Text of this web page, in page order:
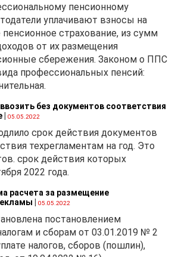
пенсионному
уплачивают взносы на
страхование, из сумм
от их размещения
сбережения. Законом о ППС
профессиональных пенсий:
без документов соответствия
| 05.05.2022
срок действия документов
техрегламентам на год. Это
срок действия которых
2022 года.
расчета за размещение
| 05.05.2022
постановлением
и сборам от 03.01.2019 № 2
налогов, сборов (пошлин),